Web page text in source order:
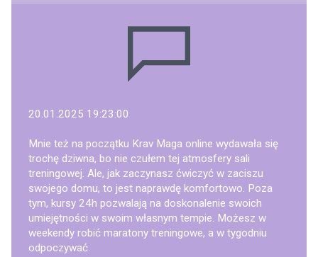
20.01.2025 19:23:00
Mnie też na początku Krav Maga online wydawała się
trochę dziwna, bo nie czułem tej atmosfery sali
treningowej. Ale, jak zaczynasz ćwiczyć w zaciszu
swojego domu, to jest naprawdę komfortowo. Poza
tym, kursy 24h pozwalają na doskonalenie swoich
umiejętności w swoim własnym tempie. Możesz w
weekendy robić maratony treningowe, a w tygodniu
odpoczywać.